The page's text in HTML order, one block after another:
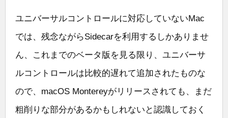
ユニバーサルコントロールに対応していないMac
では、残念ながらSidecarを利用するしかありませ
ん、これまでのベータ版を見る限り、ユニバーサ
ルコントロールは比較的遅れて追加されたものな
ので、macOS Montereyがリリースされても、まだ
粗削りな部分があるかもしれないと認識しておく